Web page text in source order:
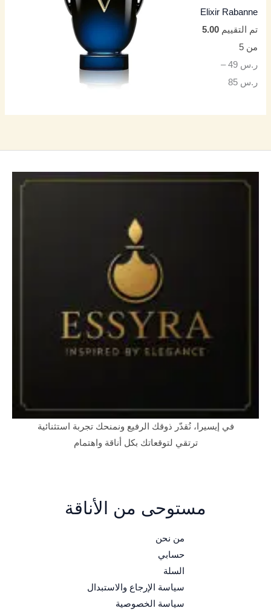
Elixir Rabanne
تم التقييم5.00
من 5
ر.س 49
–
ر.س 85
في إيسيرا، نُقدّر ذوقك الرفيع ونمنحك تجربة استثنائية
ترتقي لتوقعاتك بكل أناقة واهتمام
مستوحى من الأناقة
من نحن
حسابي
السلة
سياسة الإرجاع والاستبدال
سياسة الخصوصية